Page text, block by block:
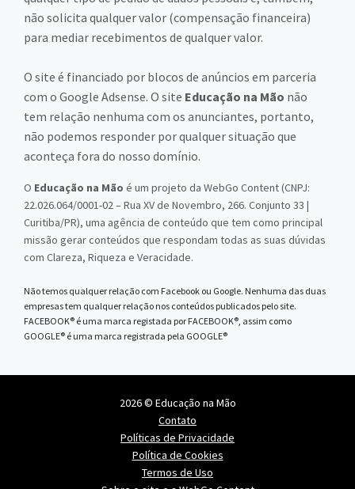
não solicita qualquer valor (compensação financeira)
para mediar recebimentos de qualquer valor.
O site é financiado por blocos de anúncios em parceria
com o Google Adsense. O site Educação na Mão não
tem relação nenhuma com os anunciantes, portanto,
não podemos responder por qualquer situação que
aconteça fora do nosso domínio.
O Educação na Mão é um projeto da WebGo Content (CNPJ:
22.026.064/0001-02 – Rua XV de Novembro, 266. Conjunto 33 |
Curitiba/PR), uma agência de conteúdo que tem como principal
missão gerar conteúdos que respondam todas as suas dúvidas
com Clareza, Riqueza e Veracidade.
Não temos qualquer relação com Facebook ou Google. Nenhuma das duas
empresas tem qualquer relação nos conteúdos publicados pelo site.
FACEBOOK® é uma marca registada por FACEBOOK®, assim como
GOOGLE® é uma marca registrada pela GOOGLE®
2026 © Educação na Mão
Contato
Políticas de Privacidade
Política de Cookies
Termos de Uso